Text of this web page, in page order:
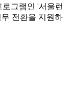
그램인 '서울런
전환을 지원하